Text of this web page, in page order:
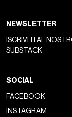
NEWSLETTER
ISCRIVITI AL
SUBSTACK
SOCIAL
FACEBOOK
INSTAGRAM